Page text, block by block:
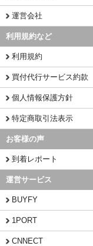
運営会社
利用規約など
利用規約
買付代行サービス約款
個人情報保護方針
特定商取引法表示
お客様の声
到着レポート
運営サービス
BUYFY
1PORT
CNNECT